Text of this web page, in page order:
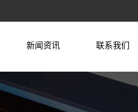
新闻资讯 联系我们